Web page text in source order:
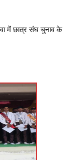
में छात्र संघ चुनाव के